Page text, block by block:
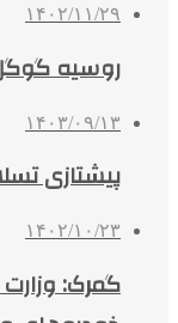
۱۴۰۲/۱۱/۲۹
روسیه گوگل
۱۴۰۳/۰۹/۱۳
پیشتازی
۱۴۰۲/۱۰/۲۳
گمرک: